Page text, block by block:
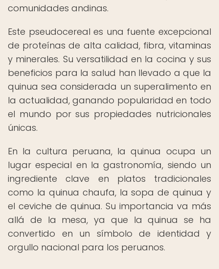
comunidades andinas.
Este pseudocereal es una fuente excepcional
de proteínas de alta calidad, fibra, vitaminas
y minerales. Su versatilidad en la cocina y sus
beneficios para la salud han llevado a que la
quinua sea considerada un superalimento en
la actualidad, ganando popularidad en todo
el mundo por sus propiedades nutricionales
únicas.
En la cultura peruana, la quinua ocupa un
lugar especial en la gastronomía, siendo un
ingrediente clave en platos tradicionales
como la quinua chaufa, la sopa de quinua y
el ceviche de quinua. Su importancia va más
allá de la mesa, ya que la quinua se ha
convertido en un símbolo de identidad y
orgullo nacional para los peruanos.